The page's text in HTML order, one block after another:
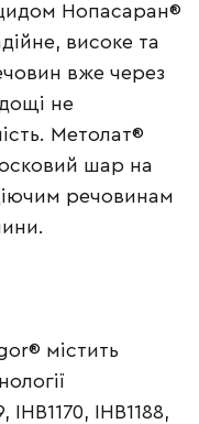
Нопасаран®
високе та
вже через
не
Метолат®
шар на
речовинам
містить
ІНВ1188,